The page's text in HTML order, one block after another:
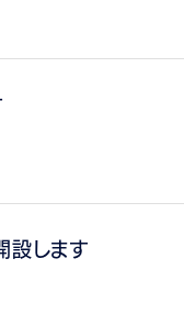
設します